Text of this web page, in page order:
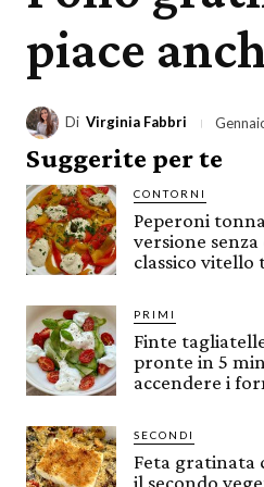
piace
Di Virginia Fabbri
Suggerite per te
CONTORNI
Peperoni
versione
classico vitello
PRIMI
Finte
pronte in 5
accendere i
SECONDI
Feta gratinata
il secondo